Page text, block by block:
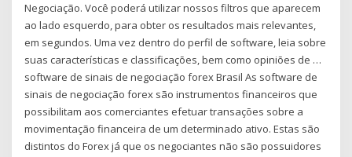
Negociação. Você poderá utilizar nossos filtros que aparecem
ao lado esquerdo, para obter os resultados mais relevantes,
em segundos. Uma vez dentro do perfil de software, leia sobre
suas características e classificações, bem como opiniões de …
software de sinais de negociação forex Brasil As software de
sinais de negociação forex são instrumentos financeiros que
possibilitam aos comerciantes efetuar transações sobre a
movimentação financeira de um determinado ativo. Estas são
distintos do Forex já que os negociantes não são possuidores